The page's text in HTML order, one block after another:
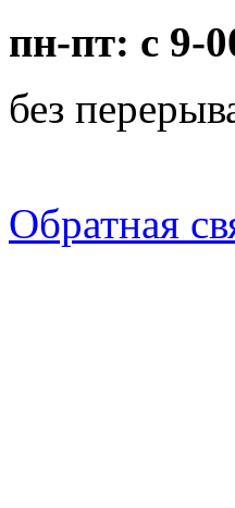
пн-пт: с 9-
без
Обратная